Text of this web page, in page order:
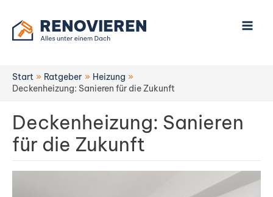
Inhalt
springen
Start Ratgeber
Heizung
Deckenheizung: Sanieren für die Zukunft
Deckenheizung: Sanieren
für die Zukunft